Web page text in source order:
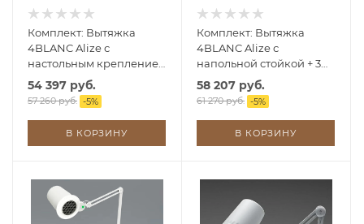
Комплект: Вытяжка
4BLANC Alize с
настольным креплением
+ 6 фильтров
54 397 руб.
57 260 руб. -5%
В КОРЗИНУ
Комплект: Вытяжка
4BLANC Alize с
напольной стойкой + 3
фильтра
58 207 руб.
61 270 руб. -5%
В КОРЗИНУ